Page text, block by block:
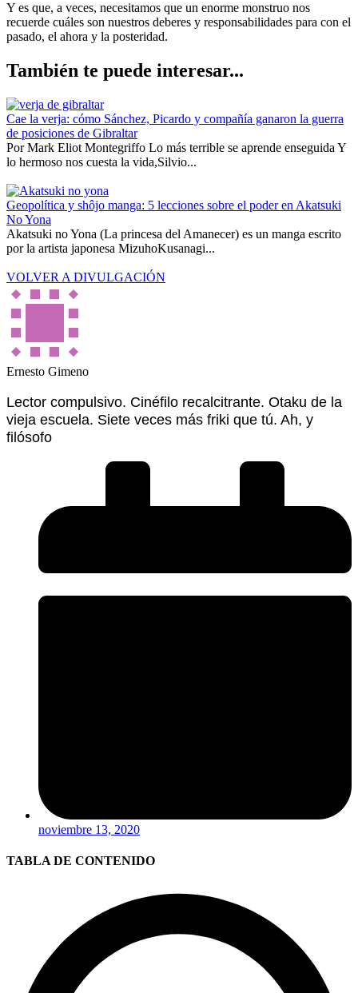
Y es que, a veces, necesitamos que un enorme monstruo nos
recuerde cuáles son nuestros deberes y responsabilidades para con el
pasado, el ahora y la posteridad.
También te puede interesar...
Cae la verja: cómo Sánchez, Picardo y compañía ganaron la guerra
de posiciones de Gibraltar
Por Mark Eliot Montegriffo Lo más terrible se aprende enseguida Y
lo hermoso nos cuesta la vida,Silvio...
Geopolítica y shôjo manga: 5 lecciones sobre el poder en Akatsuki
No Yona
Akatsuki no Yona (La princesa del Amanecer) es un manga escrito
por la artista japonesa MizuhoKusanagi...
VOLVER A DIVULGACIÓN
Ernesto Gimeno
Lector compulsivo. Cinéfilo recalcitrante. Otaku de la
vieja escuela. Siete veces más friki que tú. Ah, y
filósofo
noviembre 13, 2020
TABLA DE CONTENIDO